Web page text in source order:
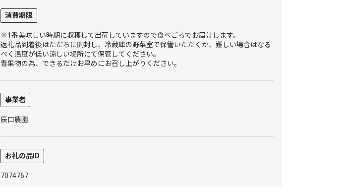
消費期限
※1番美味しい時期に収穫して出荷していますので食べごろでお届けします。
返礼品到着後はただちに開封し、冷蔵庫の野菜室で保管いただくか、難しい場合はなる
べく温度が低い涼しい場所にて保管してください。
青果物の為、できるだけお早めにお召し上がりください。
事業者
辰口農園
お礼の品ID
7074767